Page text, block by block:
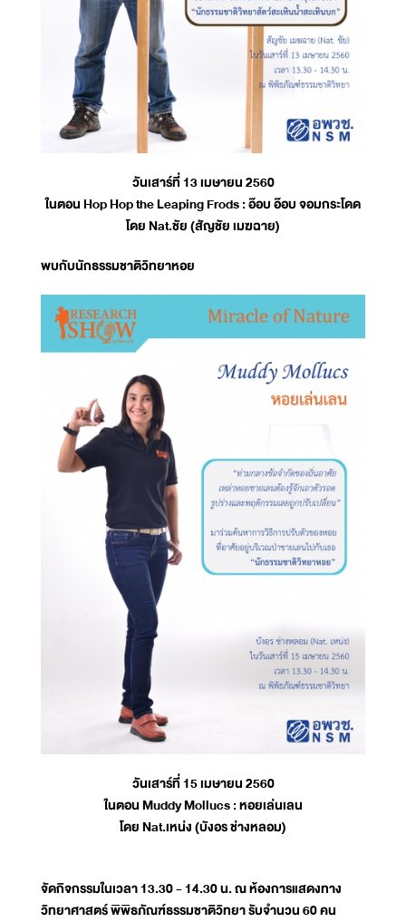
วันเสาร์ที่ 13 เมษายน 2560
ในตอน Hop Hop the Leaping Frods : อ๊อบ อ๊อบ จอมกระโดด
โดย Nat.ชัย (สัญชัย เมฆฉาย)
พบกับนักธรรมชาติวิทยาหอย
วันเสาร์ที่ 15 เมษายน 2560
ในตอน Muddy Mollucs : หอยเล่นเลน
โดย Nat.เหน่ง (บังอร ช่างหลอม)
จัดกิจกรรมในเวลา 13.30 - 14.30 น. ณ ห้องการแสดงทาง
วิทยาศาสตร์ พิพิธภัณฑ์ธรรมชาติวิทยา รับจำนวน 60 คน